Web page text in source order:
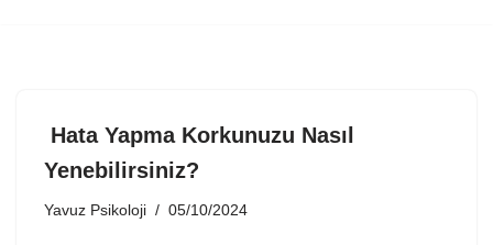
Hata Yapma Korkunuzu Nasıl
Yenebilirsiniz?
Yavuz Psikoloji 05/10/2024